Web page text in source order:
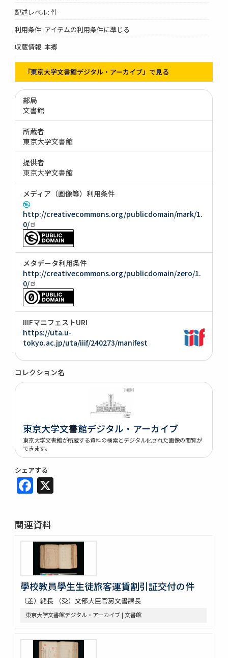
記述レベル: 件
利用条件: アイテムの利用条件に準じる
収蔵情報: 本郷
『東京大学文書館デジタル・アーカイブ』で見る
部局
文書館
所蔵者
東京大学文書館
提供者
東京大学文書館
メディア（画像等）利用条件
http://creativecommons.org/publicdomain/mark/1.
0/
メタデータ利用条件
http://creativecommons.org/publicdomain/zero/1.
0/
IIIFマニフェストURI
https://uta.u-
tokyo.ac.jp/uta/iiif/240273/manifest
コレクション名
東京大学文書館デジタル・アーカイブ
東京大学文書館が所蔵する資料の検索とデジタル化された画像の閲覧が
できます。
シェアする
Facebook
関連資料
學校教員學生生徒旅客運賃割引証交付の件
（差）總長 （受）文部大臣官房文書課長
東京大学文書館デジタル・アーカイブ | 文書館